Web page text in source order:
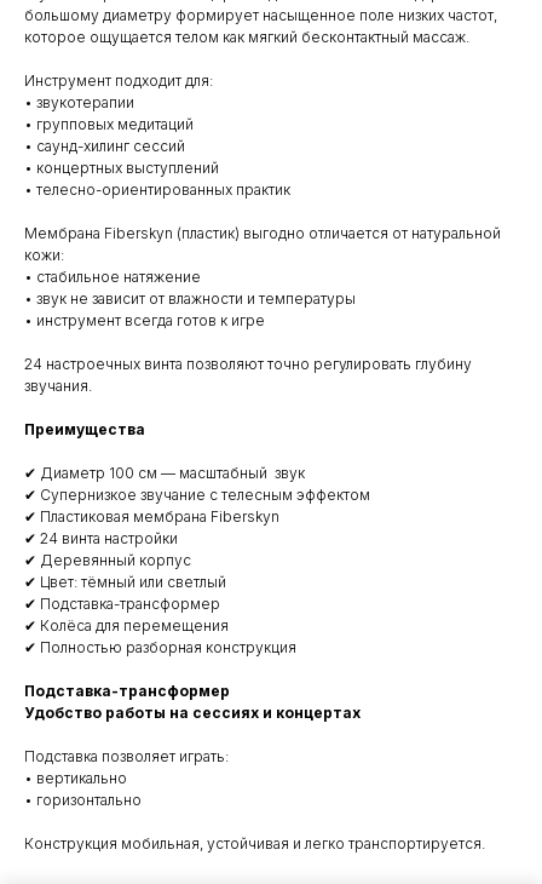
большому диаметру формирует насыщенное поле низких частот,
которое ощущается телом как мягкий бесконтактный массаж.
Инструмент подходит для:
• звукотерапии
• групповых медитаций
• саунд-хилинг сессий
• концертных выступлений
• телесно-ориентированных практик
Мембрана Fiberskyn (пластик) выгодно отличается от натуральной
кожи:
• стабильное натяжение
• звук не зависит от влажности и температуры
• инструмент всегда готов к игре
24 настроечных винта позволяют точно регулировать глубину
звучания.
Преимущества
✔ Диаметр 100 см — масштабный звук
✔ Супернизкое звучание с телесным эффектом
✔ Пластиковая мембрана Fiberskyn
✔ 24 винта настройки
✔ Деревянный корпус
✔ Цвет: тёмный или светлый
✔ Подставка-трансформер
✔ Колёса для перемещения
✔ Полностью разборная конструкция
Подставка-трансформер
Удобство работы на сессиях и концертах
Подставка позволяет играть:
• вертикально
• горизонтально
Конструкция мобильная, устойчивая и легко транспортируется.